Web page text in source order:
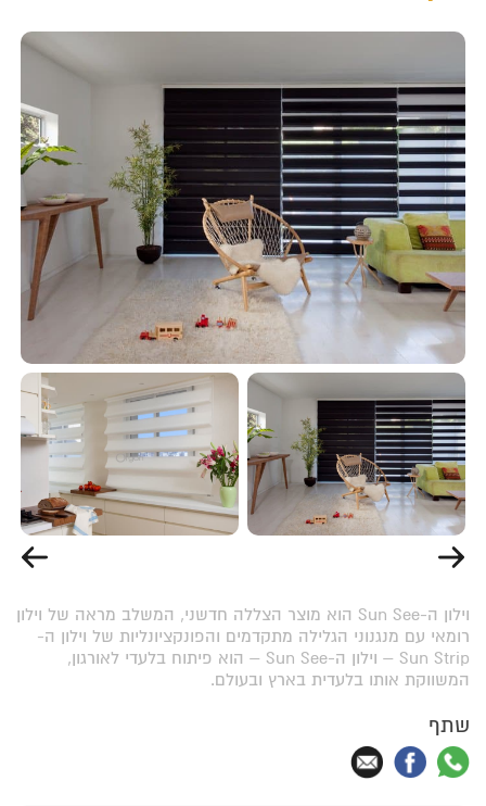
וילון ה-Sun See הוא מוצר הצללה חדשני, המשלב מראה של וילון
רומאי עם מנגנוני הגלילה מתקדמים והפונקציונליות של וילון ה-
Sun Strip – וילון ה-Sun See – הוא פיתוח בלעדי לאורגון,
המשווקת אותו בלעדית בארץ ובעולם.
שתף